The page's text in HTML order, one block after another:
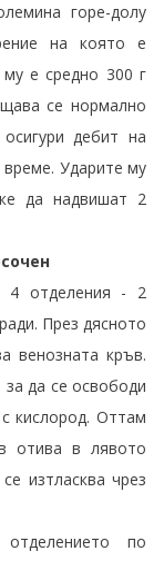
горе-долу
на която е
е средно 300 г
се нормално
дебит на
Ударите му
да надвишат 2
4 отделения - 2
През дясното
венозната кръв.
да се освободи
кислород. Оттам
отива в лявото
изтласква чрез
по